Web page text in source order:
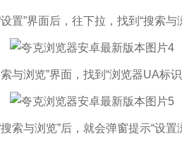
置”界面后，往下拉，找到“搜索与
与浏览”界面，找到“浏览器UA标识
索与浏览”后，就会弹窗提示“设置